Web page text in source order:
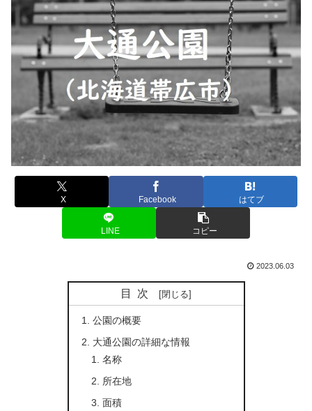
X Facebook はてブ
LINE コピー
2023.06.03
目次
公園の概要
大通公園の詳細な情報
名称
所在地
面積